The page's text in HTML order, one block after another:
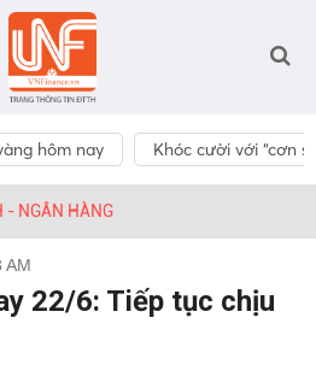
hôm nay Khóc cười với “cơn
- NGÂN HÀNG
AM
22/6: Tiếp tục chịu